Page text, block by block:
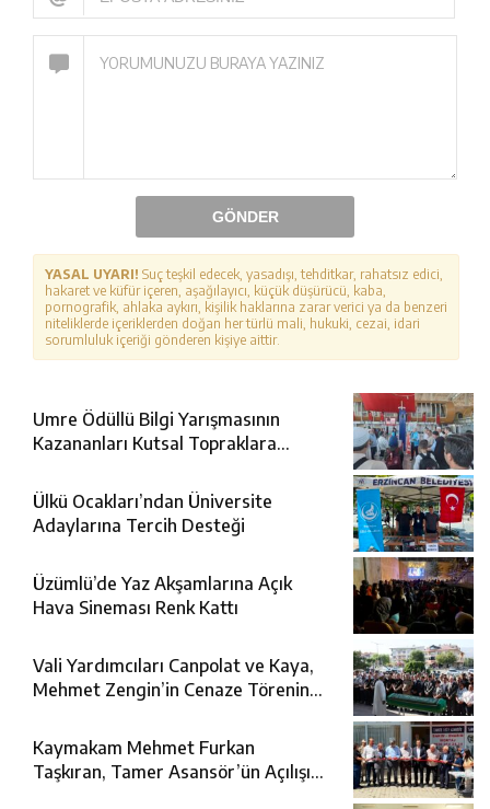
GÖNDER
YASAL UYARI! Suç teşkil edecek, yasadışı, tehditkar, rahatsız edici,
hakaret ve küfür içeren, aşağılayıcı, küçük düşürücü, kaba,
pornografik, ahlaka aykırı, kişilik haklarına zarar verici ya da benzeri
niteliklerde içeriklerden doğan her türlü mali, hukuki, cezai, idari
sorumluluk içeriği gönderen kişiye aittir.
Umre Ödüllü Bilgi Yarışmasının
Kazananları Kutsal Topraklara
Ülkü Ocakları’ndan Üniversite
Adaylarına Tercih Desteği
Üzümlü’de Yaz Akşamlarına Açık
Hava Sineması Renk Kattı
Vali Yardımcıları Canpolat ve Kaya,
Mehmet Zengin’in Cenaze Törenine
Kaymakam Mehmet Furkan
Taşkıran, Tamer Asansör’ün Açılışına